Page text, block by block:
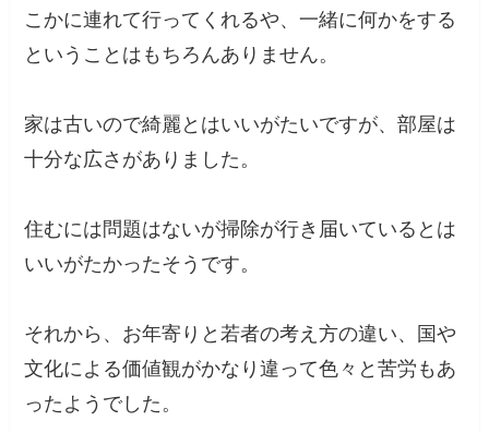
こかに連れて行ってくれるや、一緒に何かをする
ということはもちろんありません。
家は古いので綺麗とはいいがたいですが、部屋は
十分な広さがありました。
住むには問題はないが掃除が行き届いているとは
いいがたかったそうです。
それから、お年寄りと若者の考え方の違い、国や
文化による価値観がかなり違って色々と苦労もあ
ったようでした。